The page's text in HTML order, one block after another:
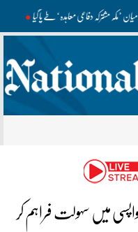
’مکہ مشترکہ دفاعی معاہدہ‘ طے پا گیا
واپسی میں سہولت فراہم کر